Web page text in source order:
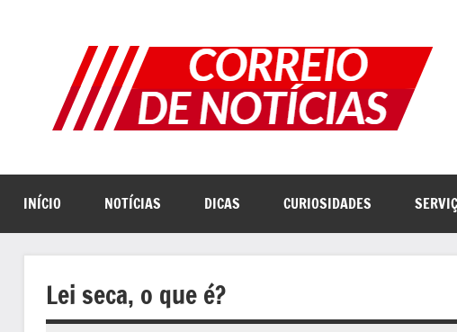
INÍCIO NOTÍCIAS DICAS CURIOSIDADES
Lei seca, o que é?